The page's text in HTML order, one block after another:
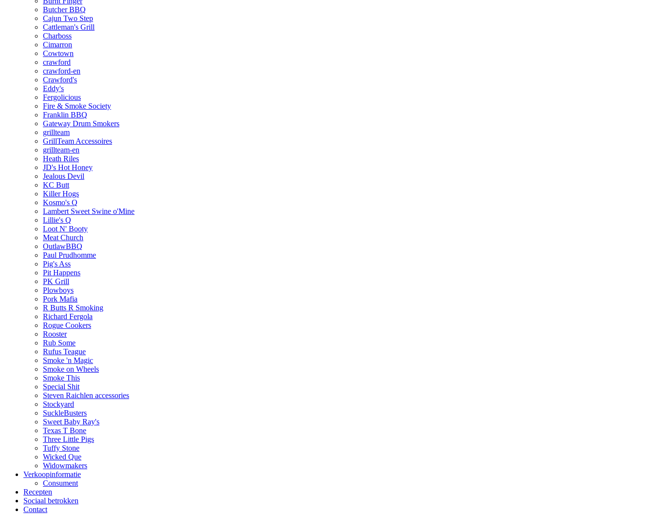
Butcher BBQ
Cajun Two Step
Cattleman's Grill
Charboss
Cimarron
Cowtown
crawford
crawford-en
Crawford's
Eddy's
Fergolicious
Fire & Smoke Society
Franklin BBQ
Gateway Drum Smokers
grillteam
GrillTeam Accessoires
grillteam-en
Heath Riles
JD's Hot Honey
Jealous Devil
KC Butt
Killer Hogs
Kosmo's Q
Lambert Sweet Swine o'Mine
Lillie's Q
Loot N' Booty
Meat Church
OutlawBBQ
Paul Prudhomme
Pig's Ass
Pit Happens
PK Grill
Plowboys
Pork Mafia
R Butts R Smoking
Richard Fergola
Rogue Cookers
Rooster
Rub Some
Rufus Teague
Smoke 'n Magic
Smoke on Wheels
Smoke This
Special Shit
Steven Raichlen accessories
Stockyard
SuckleBusters
Sweet Baby Ray's
Texas T Bone
Three Little Pigs
Tuffy Stone
Wicked Que
Widowmakers
Verkoopinformatie
Consument
Recepten
Sociaal betrokken
Contact